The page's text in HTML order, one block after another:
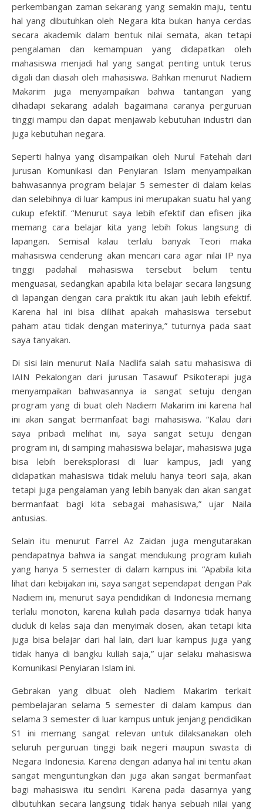
perkembangan zaman sekarang yang semakin maju, tentu
hal yang dibutuhkan oleh Negara kita bukan hanya cerdas
secara akademik dalam bentuk nilai semata, akan tetapi
pengalaman dan kemampuan yang didapatkan oleh
mahasiswa menjadi hal yang sangat penting untuk terus
digali dan diasah oleh mahasiswa. Bahkan menurut Nadiem
Makarim juga menyampaikan bahwa tantangan yang
dihadapi sekarang adalah bagaimana caranya perguruan
tinggi mampu dan dapat menjawab kebutuhan industri dan
juga kebutuhan negara.
Seperti halnya yang disampaikan oleh Nurul Fatehah dari
jurusan Komunikasi dan Penyiaran Islam menyampaikan
bahwasannya program belajar 5 semester di dalam kelas
dan selebihnya di luar kampus ini merupakan suatu hal yang
cukup efektif. “Menurut saya lebih efektif dan efisen jika
memang cara belajar kita yang lebih fokus langsung di
lapangan. Semisal kalau terlalu banyak Teori maka
mahasiswa cenderung akan mencari cara agar nilai IP nya
tinggi padahal mahasiswa tersebut belum tentu
menguasai, sedangkan apabila kita belajar secara langsung
di lapangan dengan cara praktik itu akan jauh lebih efektif.
Karena hal ini bisa dilihat apakah mahasiswa tersebut
paham atau tidak dengan materinya,” tuturnya pada saat
saya tanyakan.
Di sisi lain menurut Naila Nadlifa salah satu mahasiswa di
IAIN Pekalongan dari jurusan Tasawuf Psikoterapi juga
menyampaikan bahwasannya ia sangat setuju dengan
program yang di buat oleh Nadiem Makarim ini karena hal
ini akan sangat bermanfaat bagi mahasiswa. “Kalau dari
saya pribadi melihat ini, saya sangat setuju dengan
program ini, di samping mahasiswa belajar, mahasiswa juga
bisa lebih bereksplorasi di luar kampus, jadi yang
didapatkan mahasiswa tidak melulu hanya teori saja, akan
tetapi juga pengalaman yang lebih banyak dan akan sangat
bermanfaat bagi kita sebagai mahasiswa,” ujar Naila
antusias.
Selain itu menurut Farrel Az Zaidan juga mengutarakan
pendapatnya bahwa ia sangat mendukung program kuliah
yang hanya 5 semester di dalam kampus ini. “Apabila kita
lihat dari kebijakan ini, saya sangat sependapat dengan Pak
Nadiem ini, menurut saya pendidikan di Indonesia memang
terlalu monoton, karena kuliah pada dasarnya tidak hanya
duduk di kelas saja dan menyimak dosen, akan tetapi kita
juga bisa belajar dari hal lain, dari luar kampus juga yang
tidak hanya di bangku kuliah saja,” ujar selaku mahasiswa
Komunikasi Penyiaran Islam ini.
Gebrakan yang dibuat oleh Nadiem Makarim terkait
pembelajaran selama 5 semester di dalam kampus dan
selama 3 semester di luar kampus untuk jenjang pendidikan
S1 ini memang sangat relevan untuk dilaksanakan oleh
seluruh perguruan tinggi baik negeri maupun swasta di
Negara Indonesia. Karena dengan adanya hal ini tentu akan
sangat menguntungkan dan juga akan sangat bermanfaat
bagi mahasiswa itu sendiri. Karena pada dasarnya yang
dibutuhkan secara langsung tidak hanya sebuah nilai yang